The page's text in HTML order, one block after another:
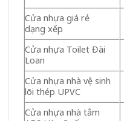
Cửa nhựa giá rẻ
dạng xếp
Cửa nhựa Toilet Đài
Loan
Cửa nhựa nhà vệ sinh
lõi thép UPVC
Cửa nhựa nhà tắm